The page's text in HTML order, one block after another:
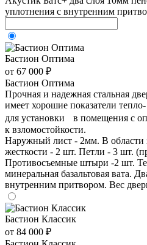
уплотнения с внутренним
Бастион Оптима
от 67 000 ₽
Бастион Оптима
Прочная и надежная стальная
имеет хорошие показатели
для установки в помещения с
к взломостойкости.
Наружный лист - 2мм. В области
жесткости - 2 шт. Петли - 3 шт.
Противосъемные штыри -2 шт.
минеральная базальтовая вата.
внутренним притвором. Вес
Бастион Классик
от 84 000 ₽